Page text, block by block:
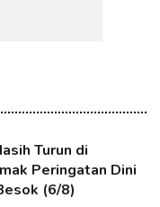
Turun di
Peringatan Dini
(6/8)